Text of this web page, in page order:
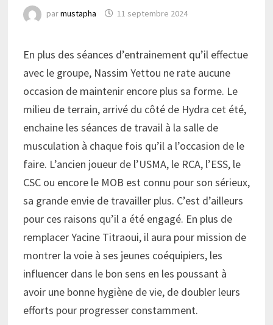
parmustapha 11 septembre 2024
En plus des séances d’entrainement qu’il effectue
avec le groupe, Nassim Yettou ne rate aucune
occasion de maintenir encore plus sa forme. Le
milieu de terrain, arrivé du côté de Hydra cet été,
enchaine les séances de travail à la salle de
musculation à chaque fois qu’il a l’occasion de le
faire. L’ancien joueur de l’USMA, le RCA, l’ESS, le
CSC ou encore le MOB est connu pour son sérieux,
sa grande envie de travailler plus. C’est d’ailleurs
pour ces raisons qu’il a été engagé. En plus de
remplacer Yacine Titraoui, il aura pour mission de
montrer la voie à ses jeunes coéquipiers, les
influencer dans le bon sens en les poussant à
avoir une bonne hygiène de vie, de doubler leurs
efforts pour progresser constamment.